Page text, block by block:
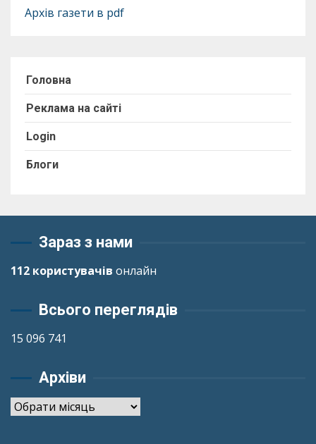
Архів газети в pdf
Головна
Реклама на сайті
Login
Блоги
Зараз з нами
112 користувачів онлайн
Всього переглядів
15 096 741
Архіви
Архіви